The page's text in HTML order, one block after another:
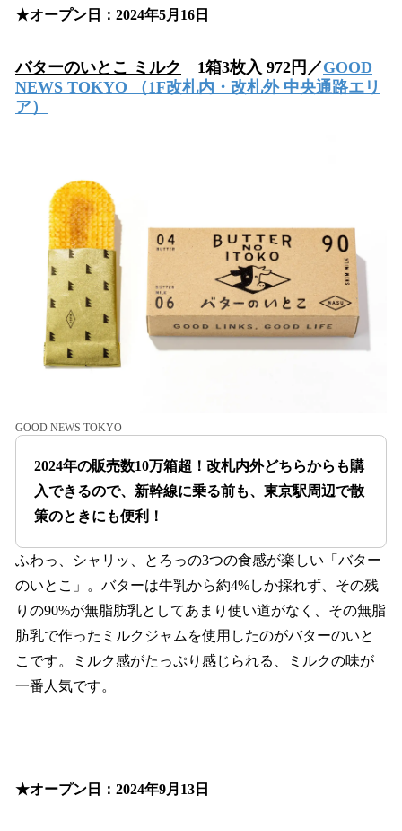
★オープン日：2024年5月16日
バターのいとこ ミルク 1箱3枚入 972円／GOOD
NEWS TOKYO （1F改札内・改札外 中央通路エリ
ア）
GOOD NEWS TOKYO
2024年の販売数10万箱超！改札内外どちらからも購
入できるので、新幹線に乗る前も、東京駅周辺で散
策のときにも便利！
ふわっ、シャリッ、とろっの3つの食感が楽しい「バター
のいとこ」。バターは牛乳から約4%しか採れず、その残
りの90%が無脂肪乳としてあまり使い道がなく、その無脂
肪乳で作ったミルクジャムを使用したのがバターのいと
こです。ミルク感がたっぷり感じられる、ミルクの味が
一番人気です。
★オープン日：2024年9月13日